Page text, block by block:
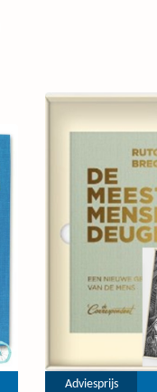
Adviesprijs